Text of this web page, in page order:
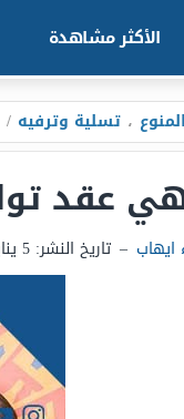
الأكثر مشاهدة
، تسلية وترفيه /
عقد
ايهاب – تاريخ النشر: 5 يناير 2025 - 2:10م